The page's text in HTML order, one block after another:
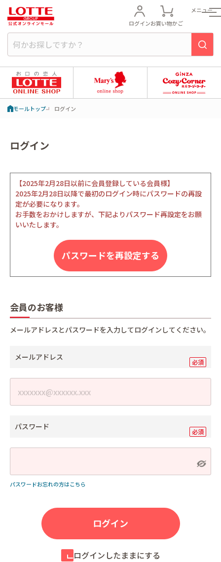
ログインお買い物かご
メニュー
モールトップ ログイン
ログイン
【2025年2月28日以前に会員登録している会員様】
2025年2月28日以降で最初のログイン時にパスワードの再設
定が必要になります。
お手数をおかけしますが、下記よりパスワード再設定をお願
いいたします。
パスワードを再設定する
会員のお客様
メールアドレスとパスワードを入力してログインしてください。
メールアドレス
パスワード
パスワードお忘れの方はこちら
ログインしたままにする